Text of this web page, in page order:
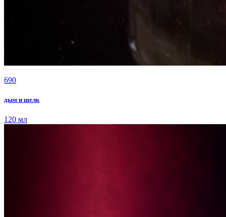
690
дым и шелк
120 мл